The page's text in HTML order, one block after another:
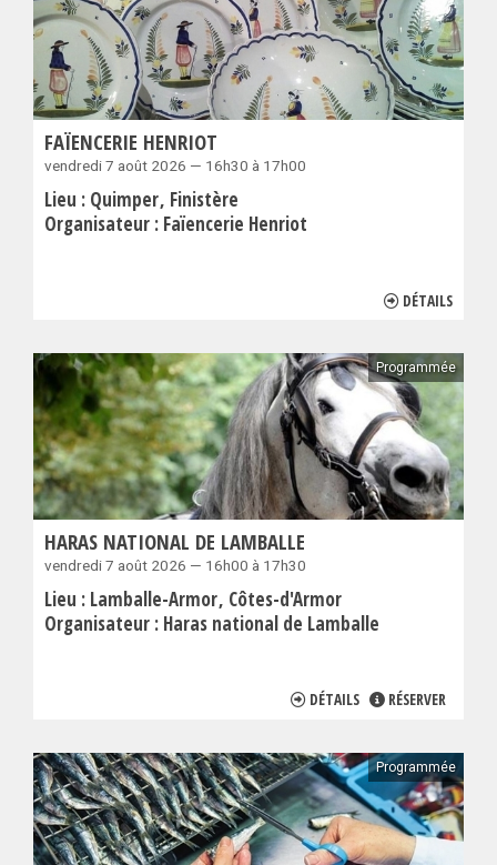
FAÏENCERIE HENRIOT
vendredi 7 août 2026 — 16h30 à 17h00
Lieu : Quimper Finistère
Organisateur : Faïencerie Henriot
DÉTAILS
Programmée
HARAS NATIONAL DE LAMBALLE
vendredi 7 août 2026 — 16h00 à 17h30
Lieu : Lamballe-Armor Côtes-d'Armor
Organisateur : Haras national de Lamballe
DÉTAILS RÉSERVER
Programmée